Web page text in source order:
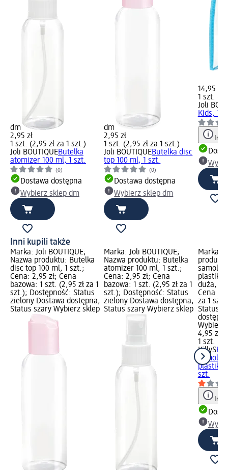
dm
2,95 zł
1 szt. (2,95 zł za 1 szt.)
Joli BOUTIQUEButelka
atomizer 100 ml, 1 szt.
(0)
Dostawa dostępna
Wybierz sklep dm
dm
2,95 zł
1 szt. (2,95 zł za 1 szt.)
Joli BOUTIQUEButelka disc
top 100 ml, 1 szt.
(0)
Dostawa dostępna
Wybierz sklep dm
14,95 zł
1 szt.
Joli
Kids, 1
Inni kupili także
Marka: Joli BOUTIQUE;
Nazwa produktu: Butelka
disc top 100 ml, 1 szt.;
Cena: 2,95 zł; Cena
bazowa: 1 szt. (2,95 zł za 1
szt.); Dostępność: Status
zielony Dostawa dostępna,
Status szary Wybierz sklep
Marka: Joli BOUTIQUE;
Nazwa produktu: Butelka
atomizer 100 ml, 1 szt.;
Cena: 2,95 zł; Cena
bazowa: 1 szt. (2,95 zł za 1
szt.); Dostępność: Status
zielony Dostawa dostępna,
Status szary Wybierz sklep
Marka:
duża, 1
Cena
za 1
Status
Wybierz
4,95 zł
1 szt.
KillyS
szt.